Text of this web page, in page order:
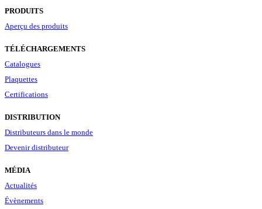
PRODUITS
Aperçu des produits
TÉLÉCHARGEMENTS
Catalogues
Plaquettes
Certifications
DISTRIBUTION
Distributeurs dans le monde
Devenir distributeur
MÉDIA
Actualités
Évènements